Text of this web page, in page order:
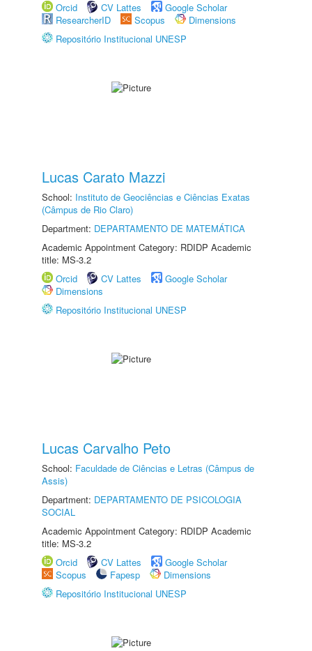
Orcid
CV Lattes
Google Scholar
ResearcherID
Scopus
Dimensions
Repositório Institucional UNESP
Lucas Carato Mazzi
School: Instituto de Geociências e Ciências Exatas
(Câmpus de Rio Claro)
Department: DEPARTAMENTO DE MATEMÁTICA
Academic Appointment Category: RDIDP Academic
title: MS-3.2
Orcid
CV Lattes
Google Scholar
Dimensions
Repositório Institucional UNESP
Lucas Carvalho Peto
School: Faculdade de Ciências e Letras (Câmpus de
Assis)
Department: DEPARTAMENTO DE PSICOLOGIA
SOCIAL
Academic Appointment Category: RDIDP Academic
title: MS-3.2
Orcid
CV Lattes
Google Scholar
Scopus
Fapesp
Dimensions
Repositório Institucional UNESP